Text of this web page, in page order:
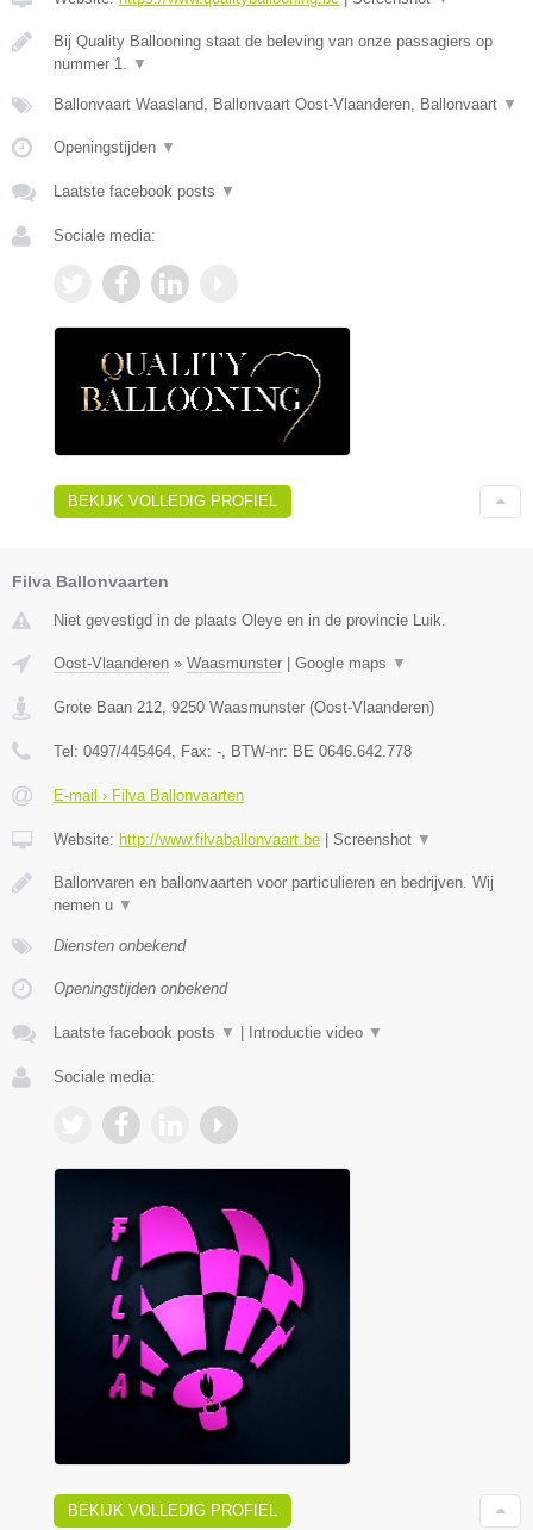
Bij Quality Ballooning staat de beleving van onze passagiers op
nummer 1. ▼
Ballonvaart Waasland, Ballonvaart Oost-Vlaanderen, Ballonvaart ▼
Openingstijden ▼
Laatste facebook posts ▼
Sociale media:
BEKIJK VOLLEDIG PROFIEL
Filva Ballonvaarten
Niet gevestigd in de plaats Oleye en in de provincie Luik.
Oost-Vlaanderen » Waasmunster | Google maps ▼
Grote Baan 212 9250 Waasmunster (Oost-Vlaanderen)
Tel: 0497/445464 , Fax: - , BTW-nr: BE 0646.642.778
E-mail › Filva Ballonvaarten
Website: http://www.filvaballonvaart.be | Screenshot ▼
Ballonvaren en ballonvaarten voor particulieren en bedrijven. Wij
nemen u ▼
Diensten onbekend
Openingstijden onbekend
Laatste facebook posts ▼ | Introductie video ▼
Sociale media:
BEKIJK VOLLEDIG PROFIEL